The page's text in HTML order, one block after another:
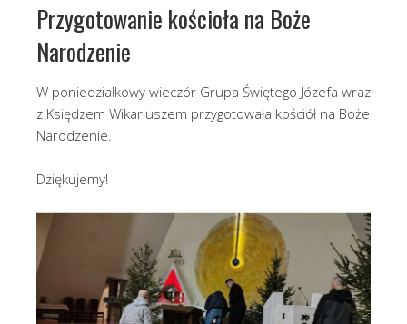
Przygotowanie kościoła na Boże
Narodzenie
W poniedziałkowy wieczór Grupa Świętego Józefa wraz
z Księdzem Wikariuszem przygotowała kościół na Boże
Narodzenie.
Dziękujemy!